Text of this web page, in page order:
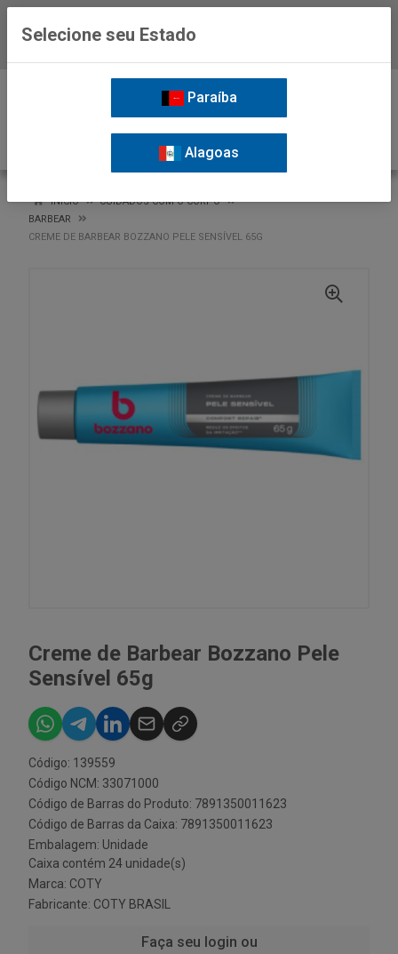
INÍCIO
CUIDADOS COM O CORPO
BARBEAR
CREME DE BARBEAR BOZZANO PELE SENSÍVEL 65G
Creme de Barbear Bozzano Pele
Sensível 65g
Código: 139559
Código NCM: 33071000
Código de Barras do Produto: 7891350011623
Código de Barras da Caixa: 7891350011623
Embalagem: Unidade
Caixa contém 24 unidade(s)
Marca: COTY
Fabricante: COTY BRASIL
Faça seu login ou
Selecione seu Estado
Paraíba
Alagoas